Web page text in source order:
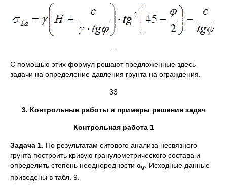
.
С помощью этих формул решают предложенные здесь
задачи на определение давления грунта на ограждения.
33
3. Контрольные работы и примеры решения задач
Контрольная работа 1
Задача 1. По результатам ситового анализа несвязного
грунта построить кривую гранулометрического состава и
определить степень неоднородности сv. Исходные данные
приведены в табл. 9.